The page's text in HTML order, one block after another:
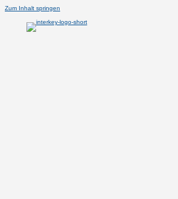
Zum Inhalt springen